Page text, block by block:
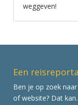
weggeven!
Een
Ben je op zoek
of website? Dat